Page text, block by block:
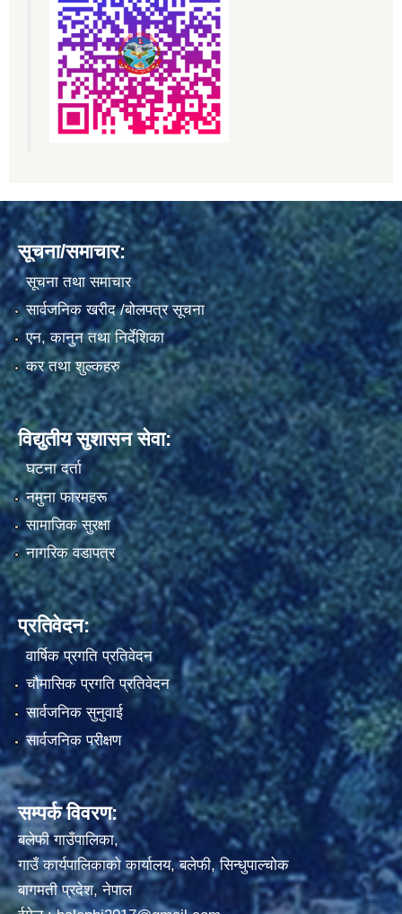
सूचना/समाचार:
सूचना तथा समाचार
सार्वजनिक खरीद /बोलपत्र सूचना
एन, कानुन तथा निर्देशिका
कर तथा शुल्कहरु
विद्युतीय सुशासन सेवा:
घटना दर्ता
नमुना फारमहरू
सामाजिक सुरक्षा
नागरिक वडापत्र
प्रतिवेदन:
वार्षिक प्रगति प्रतिवेदन
चौमासिक प्रगति प्रतिवेदन
सार्वजनिक सुनुवाई
सार्वजनिक परीक्षण
सम्पर्क विवरण:
बलेफी गाउँपालिका,
गाउँ कार्यपालिकाको कार्यालय, बलेफी, सिन्धुपाल्चोक
बागमती प्रदेश, नेपाल